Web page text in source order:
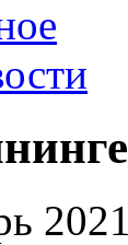
2021